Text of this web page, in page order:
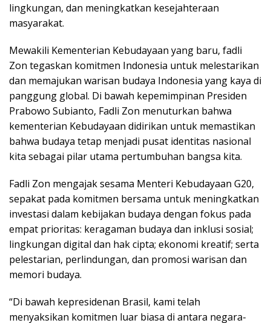
lingkungan, dan meningkatkan kesejahteraan
masyarakat.
Mewakili Kementerian Kebudayaan yang baru, fadli
Zon tegaskan komitmen Indonesia untuk melestarikan
dan memajukan warisan budaya Indonesia yang kaya di
panggung global. Di bawah kepemimpinan Presiden
Prabowo Subianto, Fadli Zon menuturkan bahwa
kementerian Kebudayaan didirikan untuk memastikan
bahwa budaya tetap menjadi pusat identitas nasional
kita sebagai pilar utama pertumbuhan bangsa kita.
Fadli Zon mengajak sesama Menteri Kebudayaan G20,
sepakat pada komitmen bersama untuk meningkatkan
investasi dalam kebijakan budaya dengan fokus pada
empat prioritas: keragaman budaya dan inklusi sosial;
lingkungan digital dan hak cipta; ekonomi kreatif; serta
pelestarian, perlindungan, dan promosi warisan dan
memori budaya.
“Di bawah kepresidenan Brasil, kami telah
menyaksikan komitmen luar biasa di antara negara-